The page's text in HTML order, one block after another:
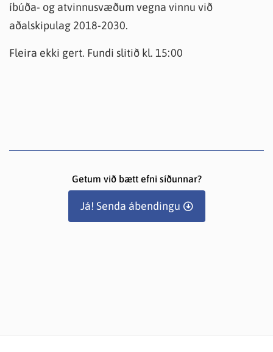
íbúða- og atvinnusvæðum vegna vinnu við
aðalskipulag 2018-2030.
Fleira ekki gert. Fundi slitið kl. 15:00
Getum við bætt efni síðunnar?
Já! Senda ábendingu